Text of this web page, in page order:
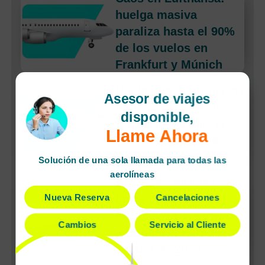
huelga masiva
paraliza hasta el 90%
de los vuelos en
Frankfurt y Múnich
Huelga en Aeropuertos
de España: Todo lo
que Debes Saber si
Vuelas en Semana
Santa 2026
American Airlines
lanza un servicio
exclusivo sin escalas
a Budapest para el
verano de 2026
Asesor de viajes
disponible,
Llame Ahora
Solución de una sola llamada para todas las
aerolíneas
Nueva Reserva Cancelaciones
Cambios Servicio al Cliente